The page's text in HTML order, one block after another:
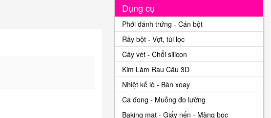
Dụng cụ
Phới đánh trứng - Cán bột
Rây bột - Vợt, túi lọc
Cây vét - Chổi silicon
Kim Làm Rau Câu 3D
Nhiệt kế lò - Bàn xoay
Ca đong - Muỗng đo lường
Baking mat - Giấy nến - Màng bọc